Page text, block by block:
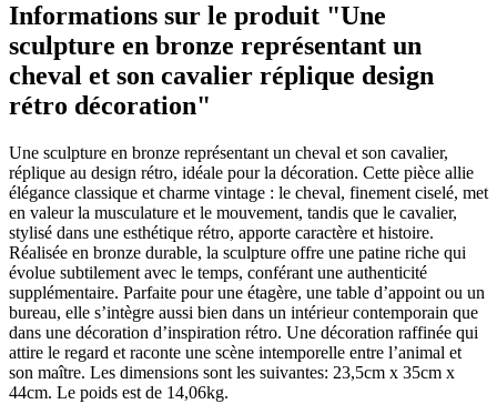
Informations sur le produit "Une
sculpture en bronze représentant un
cheval et son cavalier réplique design
rétro décoration"
Une sculpture en bronze représentant un cheval et son cavalier,
réplique au design rétro, idéale pour la décoration. Cette pièce allie
élégance classique et charme vintage : le cheval, finement ciselé, met
en valeur la musculature et le mouvement, tandis que le cavalier,
stylisé dans une esthétique rétro, apporte caractère et histoire.
Réalisée en bronze durable, la sculpture offre une patine riche qui
évolue subtilement avec le temps, conférant une authenticité
supplémentaire. Parfaite pour une étagère, une table d’appoint ou un
bureau, elle s’intègre aussi bien dans un intérieur contemporain que
dans une décoration d’inspiration rétro. Une décoration raffinée qui
attire le regard et raconte une scène intemporelle entre l’animal et
son maître. Les dimensions sont les suivantes: 23,5cm x 35cm x
44cm. Le poids est de 14,06kg.